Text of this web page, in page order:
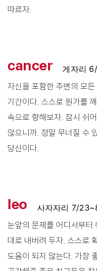
따르자.
cancer
게자리
자신을 포함한 주변의 모
기간이다. 스스로 뭔가를
속으로 향해보자. 잠시 쉬
않으니까. 정말 무너질 수
당신이다.
leo
사자자리 7/
눈앞의 문제를 어디서부터
대로 내버려 두자. 스스로
도움이 되지 않는다. 가장